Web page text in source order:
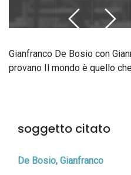
Gianfranco De Bosio con
provano Il mondo è quello
soggetto citato
De Bosio, Gianfranco